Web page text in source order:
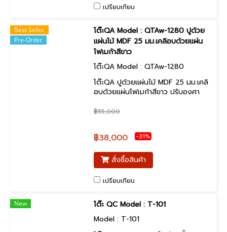
เปรียบเทียบ
Best Seller
Pre-Order
โต๊ะQA Model : QTAw-1280 ปูด้วย
แผ่นไม้ MDF 25 มม.เคลิอบด้วยแผ่น
โฟเมก้าสีขาว
โต๊ะQA Model : QTAw-1280
โต๊ะQA ปูด้วยแผ่นไม้ MDF 25 มม.เคลิ
อบด้วยแผ่นโฟเมก้าสีขาว ปรับองศา
฿55,000
฿38,000 -31%
สั่งซื้อสินค้า
เปรียบเทียบ
New
โต๊ะ QC Model : T-101
Model : T-101